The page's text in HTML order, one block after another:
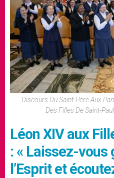
Discours Du Saint-Père Aux
Des Filles De Saint-
Léon XIV aux
: « Laissez-vous
l’Esprit et